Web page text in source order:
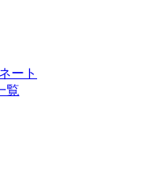
ート
覧